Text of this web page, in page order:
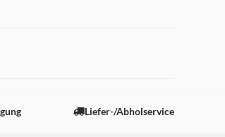
Liefer-/Abholservice